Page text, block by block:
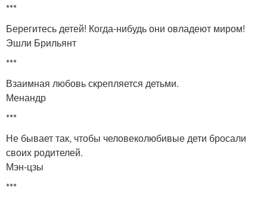
***
Берегитесь детей! Когда-нибудь они овладеют миром!
Эшли Брильянт
***
Взаимная любовь скрепляется детьми.
Менандр
***
Не бывает так, чтобы человеколюбивые дети бросали
своих родителей.
Мэн-цзы
***